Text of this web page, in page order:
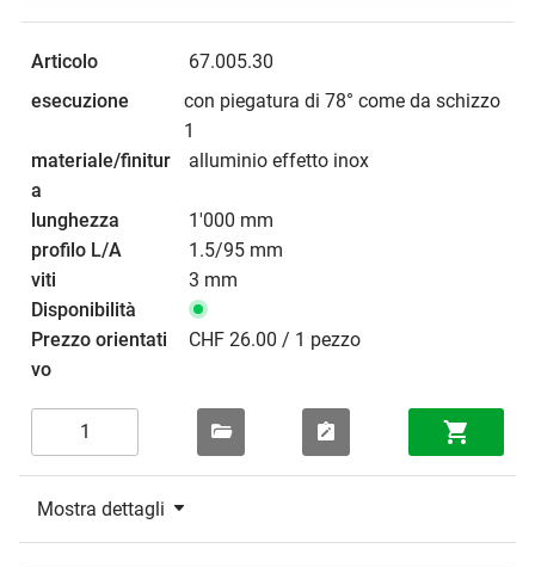
67.005.30
con piegatura di 78° come da schizzo
1
alluminio effetto inox
1'000 mm
1.5/95 mm
3 mm
CHF 26.00 / 1 pezzo
Mostra dettagli